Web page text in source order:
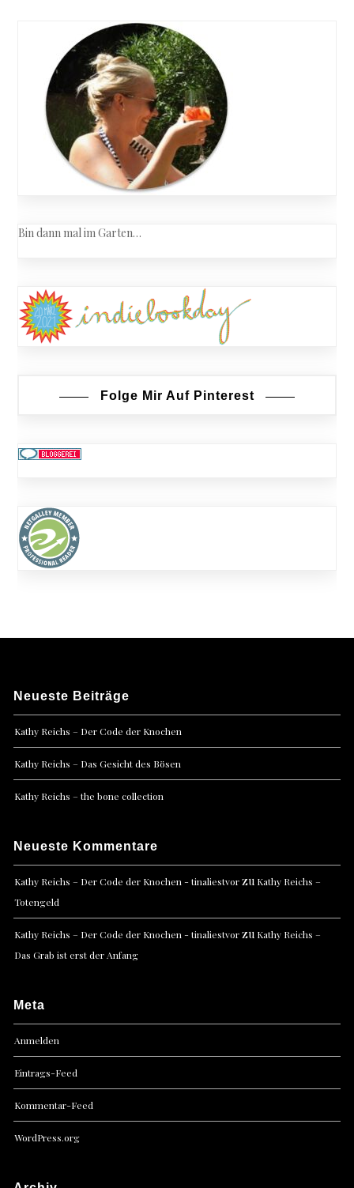
navigation
Bin dann mal im Garten…
Folge Mir Auf Pinterest
Neueste Beiträge
Kathy Reichs – Der Code der Knochen
Kathy Reichs – Das Gesicht des Bösen
Kathy Reichs – the bone collection
Neueste Kommentare
Kathy Reichs – Der Code der Knochen - tinaliestvorzu Kathy Reichs –
Totengeld
Kathy Reichs – Der Code der Knochen - tinaliestvorzu Kathy Reichs –
Das Grab ist erst der Anfang
Meta
Anmelden
Eintrags-Feed
Kommentar-Feed
WordPress.org